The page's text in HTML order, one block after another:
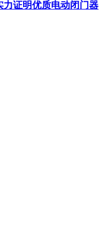
力证明优质电动闭门器